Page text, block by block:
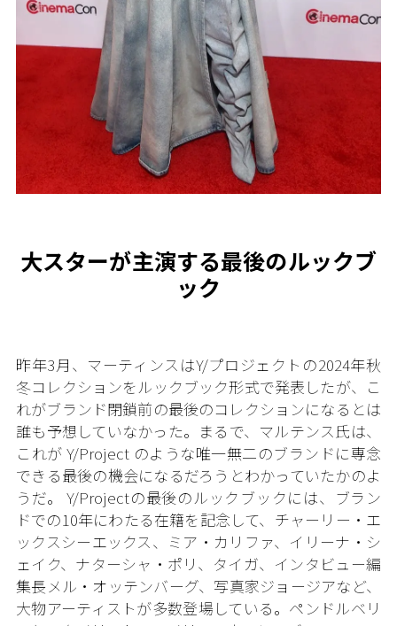
大スターが主演する最後のルックブ
ック
昨年3月、マーティンスはY/プロジェクトの2024年秋
冬コレクションをルックブック形式で発表したが、こ
れがブランド閉鎖前の最後のコレクションになるとは
誰も予想していなかった。まるで、マルテンス氏は、
これが Y/Project のような唯一無二のブランドに専念
できる最後の機会になるだろうとわかっていたかのよ
うだ。 Y/Projectの最後のルックブックには、ブラン
ドでの10年にわたる在籍を記念して、チャーリー・エ
ックスシーエックス、ミア・カリファ、イリーナ・シ
ェイク、ナターシャ・ポリ、タイガ、インタビュー編
集長メル・オッテンバーグ、写真家ジョージアなど、
大物アーティストが多数登場している。ペンドルベリ